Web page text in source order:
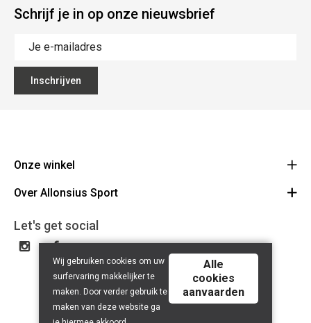
Schrijf je in op onze nieuwsbrief
Inschrijven
Onze winkel
Allonsius Sport
Route
Tel 02 356 46 46
BE0423.241.484
Over Allonsius Sport
Over ons
Onze merken
Cancel order
Let's get social
Wij gebruiken cookies om uw
surfervaring makkelijker te
maken. Door verder gebruik te
maken van deze website ga
Alle
cookies
aanvaarden